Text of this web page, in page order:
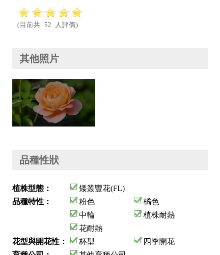
(目前共 52 人評價)
其他照片
品種性狀
植株型態：
矮叢豐花(FL)
品種特性：
粉色
橘色
中輪
植株耐熱
花耐熱
花型與開花性：
杯型
四季開花